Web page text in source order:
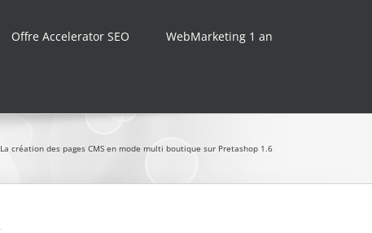
Offre Accelerator SEO WebMarketing 1 an
La création des pages CMS en mode multi boutique sur Pretashop 1.6